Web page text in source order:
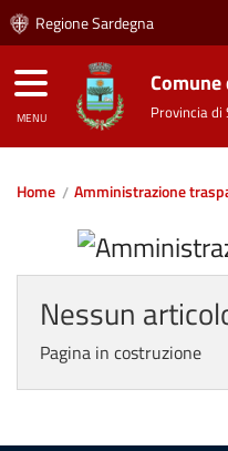
Regione Sardegna
MENU Provincia di
Home Amministrazione
Nessun
Pagina in costruzione